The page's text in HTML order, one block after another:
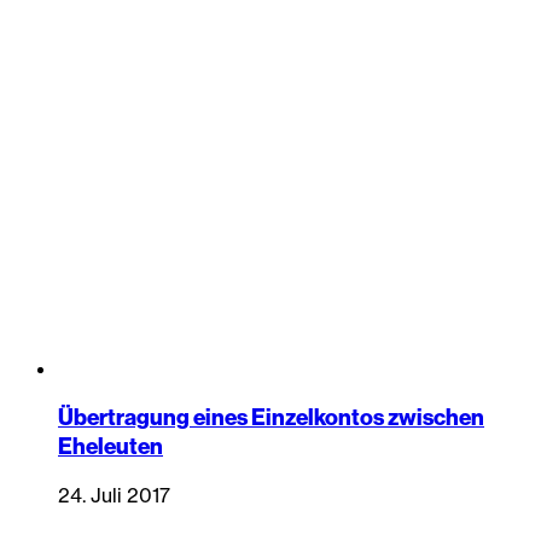
Übertragung eines Einzelkontos zwischen
Eheleuten
24. Juli 2017